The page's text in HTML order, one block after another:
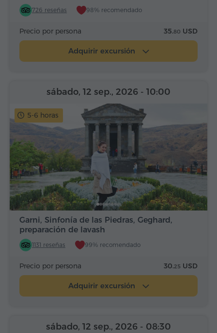
726 reseñas 98% recomendado
Precio por persona 35.80 USD
Adquirir excursión
5-6 horas
Garni, Sinfonía de las Piedras, Geghard,
preparación de lavash
1131 reseñas 99% recomendado
sábado, 12 sep., 2026 - 10:00
Precio por persona 30.25 USD
Adquirir excursión
sábado, 12 sep., 2026 - 08:30